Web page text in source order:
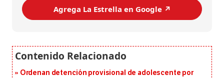
Agrega La Estrella en Google ↗️
Ordenan detención provisional de adolescente por